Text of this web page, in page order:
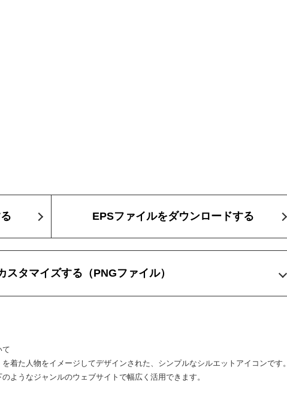
EPSファイルをダウンロードする
スタマイズする （PNGファイル）
て
着た人物をイメージしてデザインされた、シンプルなシルエットアイコンです。
ようなジャンルのウェブサイトで幅広く活用できます。